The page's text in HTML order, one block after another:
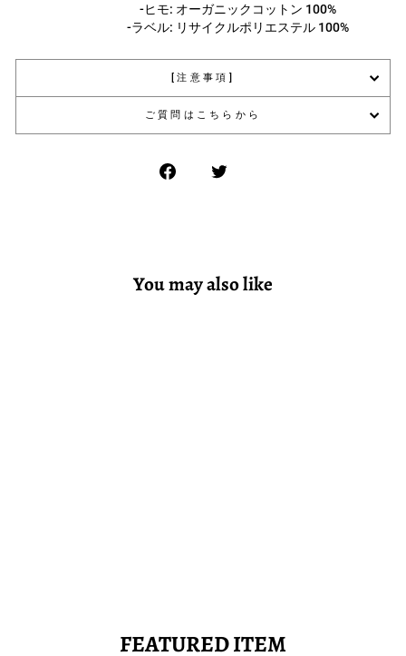
-ヒモ: オーガニックコットン 100%
-ラベル: リサイクルポリエステル 100%
[注意事項]
ご質問はこちらから
You may also like
FEATURED ITEM